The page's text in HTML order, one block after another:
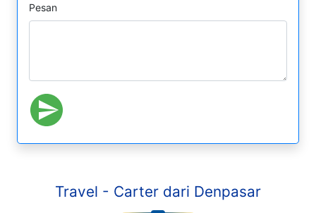
Pesan
Travel - Carter dari Denpasar